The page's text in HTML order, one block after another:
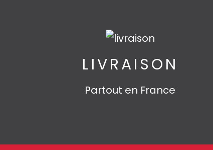
LIVRAISON
Partout en France